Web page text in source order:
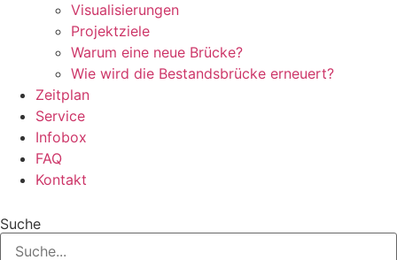
Visualisierungen
Projektziele
Warum eine neue Brücke?
Wie wird die Bestandsbrücke erneuert?
Zeitplan
Service
Infobox
FAQ
Kontakt
Suche